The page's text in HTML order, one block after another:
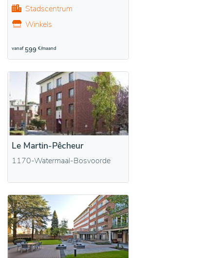
Stadscentrum
Winkels
vanaf 599 €/maand
Le Martin-Pêcheur
1170-Watermaal-Bosvoorde